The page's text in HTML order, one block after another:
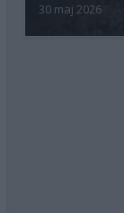
30 maj 2026